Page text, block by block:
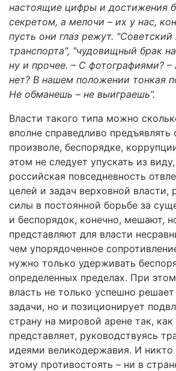
настоящие цифры и достижения
секретом, а мелочи – их у нас,
пусть они глаз режут. "Советский
транспорта", "чудовищный брак
ну и прочее. – С фотографиями?
нет? В нашем положении тонкая
Не обманешь – не выиграешь”.
Власти такого типа можно
вполне справедливо предъявлять
произволе, беспорядке,
этом не следует упускать из
российская повседневность
целей и задач верховной власти,
силы в постоянной борьбе за
и беспорядок, конечно, мешают,
представляют для власти
чем упорядоченное
нужно только удерживать
определенных пределах. При
власть не только успешно
задачи, но и позиционирует
страну на мировой арене так, как
представляет, руководствуясь
идеями великодержавия. И
этому противостоять – ни в